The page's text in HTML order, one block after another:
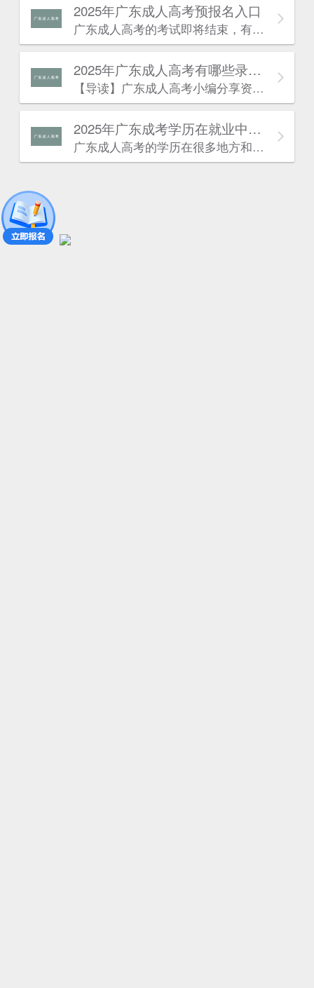
估
2025年广东成人高考预报名入口
广东成人高考的考试即将结束，有一些考生可能因为某种原因忘记报考今年的广东成人高考，不过没有关系，因为考生也可以为明年的广东成人高考报名做好准备，考生可阅读本文了解详情：
2025年广东成人高考有哪些录取的流程？
【导读】广东成人高考​小编分享资讯：“2024年广东成人高考有哪些录取的流程?“相关内容。最近广东成人高考报名已经结束，广东成人高考考试也快开始了。许多同学对于广东成人高考有一些疑问，针对这些疑问，下面小编就来为大家解答一下，到底是怎么一回事呢?下面就一起来看看吧!
2025年广东成考学历在就业中有什么优势？
广东成人高考的学历在很多地方和普通成考的学历作用是一致的。以下是广东成考网为大家带来的“广东成考学历在就业中有什么优势”相关内容，详情如下：